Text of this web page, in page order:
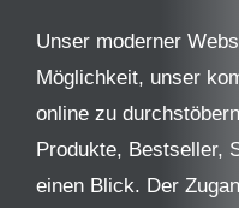
Unser moderner
Möglichkeit, unser
online zu
Produkte, Bestseller,
einen Blick. Der